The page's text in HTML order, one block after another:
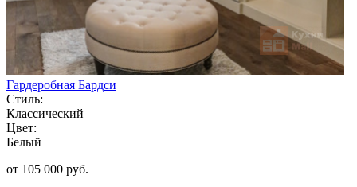
Гардеробная Бардси
Стиль:
Классический
Цвет:
Белый
от 105 000 руб.